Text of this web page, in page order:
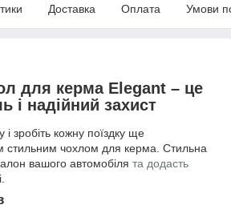
Доставка Оплата Умови
для керма Elegant – це
і надійний захист
і зробіть кожну поїздку ще
стильним чохлом для керма. Стильна
вашого автомобіля та додасть